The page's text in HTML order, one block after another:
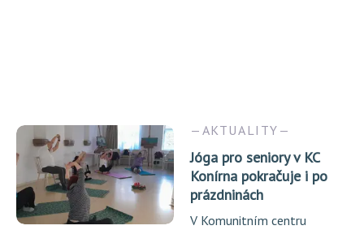
AKTUALITY
Jóga pro seniory v KC
Konírna pokračuje i po
prázdninách
V Komunitním centru